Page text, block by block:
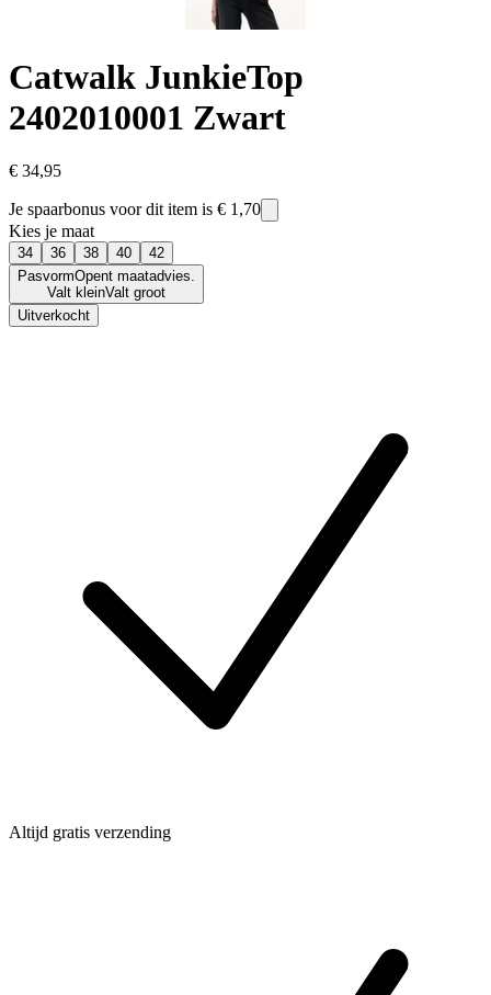
Catwalk JunkieTop
2402010001 Zwart
€ 34,95
Je spaarbonus voor dit item is € 1,70
Kies je maat
34 36 38 40
42
PasvormOpent maatadvies.
Valt kleinValt groot
Uitverkocht
Altijd gratis verzending